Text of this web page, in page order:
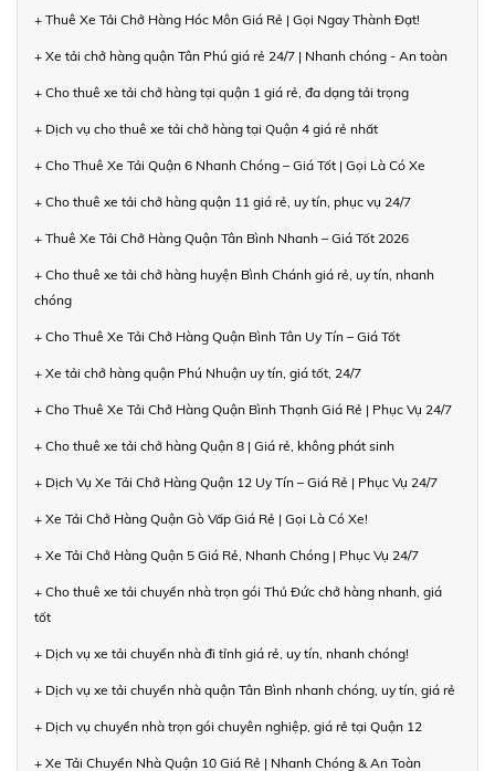
+ Thuê Xe Tải Chở Hàng Hóc Môn Giá Rẻ | Gọi Ngay Thành Đạt!
+ Xe tải chở hàng quận Tân Phú giá rẻ 24/7 | Nhanh chóng - An toàn
+ Cho thuê xe tải chở hàng tại quận 1 giá rẻ, đa dạng tải trọng
+ Dịch vụ cho thuê xe tải chở hàng tại Quận 4 giá rẻ nhất
+ Cho Thuê Xe Tải Quận 6 Nhanh Chóng – Giá Tốt | Gọi Là Có Xe
+ Cho thuê xe tải chở hàng quận 11 giá rẻ, uy tín, phục vụ 24/7
+ Thuê Xe Tải Chở Hàng Quận Tân Bình Nhanh – Giá Tốt 2026
+ Cho thuê xe tải chở hàng huyện Bình Chánh giá rẻ, uy tín, nhanh
chóng
+ Cho Thuê Xe Tải Chở Hàng Quận Bình Tân Uy Tín – Giá Tốt
+ Xe tải chở hàng quận Phú Nhuận uy tín, giá tốt, 24/7
+ Cho Thuê Xe Tải Chở Hàng Quận Bình Thạnh Giá Rẻ | Phục Vụ 24/7
+ Cho thuê xe tải chở hàng Quận 8 | Giá rẻ, không phát sinh
+ Dịch Vụ Xe Tải Chở Hàng Quận 12 Uy Tín – Giá Rẻ | Phục Vụ 24/7
+ Xe Tải Chở Hàng Quận Gò Vấp Giá Rẻ | Gọi Là Có Xe!
+ Xe Tải Chở Hàng Quận 5 Giá Rẻ, Nhanh Chóng | Phục Vụ 24/7
+ Cho thuê xe tải chuyển nhà trọn gói Thủ Đức chở hàng nhanh, giá
tốt
+ Dịch vụ xe tải chuyển nhà đi tỉnh giá rẻ, uy tín, nhanh chóng!
+ Dịch vụ xe tải chuyển nhà quận Tân Bình nhanh chóng, uy tín, giá rẻ
+ Dịch vụ chuyển nhà trọn gói chuyên nghiệp, giá rẻ tại Quận 12
+ Xe Tải Chuyển Nhà Quận 10 Giá Rẻ | Nhanh Chóng & An Toàn